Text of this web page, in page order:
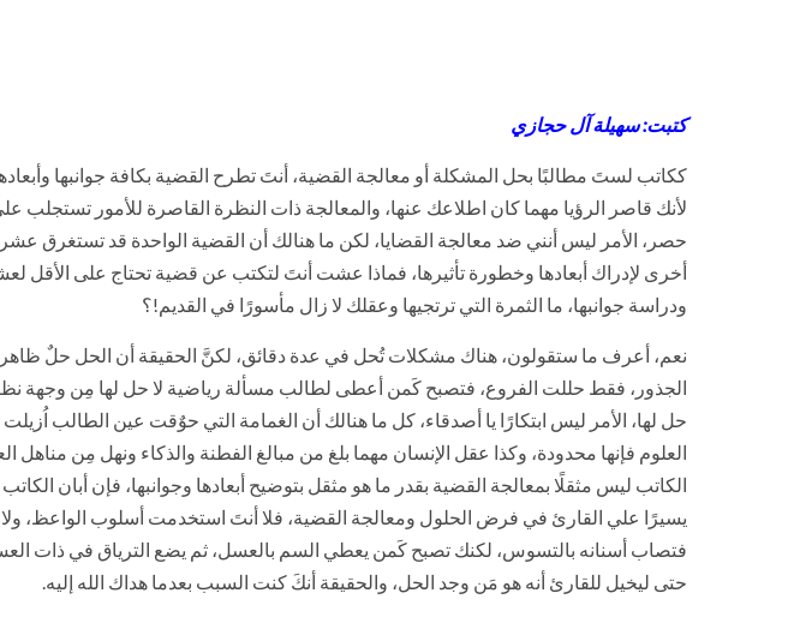
كتبت: سهيلة آل حجازي
ككاتب لستَ مطالبًا بحل المشكلة أو معالجة القضية، أنتَ تطرح القضية بكافة جوانبها
لأنك قاصر الرؤيا مهما كان اطلاعك عنها، والمعالجة ذات النظرة القاصرة للأمور تستجلب
حصر، الأمر ليس أنني ضد معالجة القضايا، لكن ما هنالك أن القضية الواحدة قد تستغرق
أخرى لإدراك أبعادها وخطورة تأثيرها، فماذا عشت أنتَ لتكتب عن قضية تحتاج على الأقل
ودراسة جوانبها، ما الثمرة التي ترتجيها وعقلك لا زال مأسورًا في القديم!؟
نعم، أعرف ما ستقولون، هناك مشكلات تُحل في عدة دقائق، لكنَّ الحقيقة أن الحل حلٌ
الجذور، فقط حللت الفروع، فتصبح كَمن أعطى لطالب مسألة رياضية لا حل لها مِن وجهة
حل لها، الأمر ليس ابتكارًا يا أصدقاء، كل ما هنالك أن الغمامة التي حوٌقت عين الطالب
العلوم فإنها محدودة، وكذا عقل الإنسان مهما بلغ من مبالغ الفطنة والذكاء ونهل مِن مناهل
الكاتب ليس مثقلًا بمعالجة القضية بقدر ما هو مثقل بتوضيح أبعادها وجوانبها، فإن أبان
يسيرًا علي القارئ في فرض الحلول ومعالجة القضية، فلا أنتَ استخدمت أسلوب الواعظ،
فتصاب أسنانه بالتسوس، لكنك تصبح كَمن يعطي السم بالعسل، ثم يضع الترياق في ذات
حتى ليخيل للقارئ أنه هو مَن وجد الحل، والحقيقة أنكَ كنت السبب بعدما هداك الله إليه.